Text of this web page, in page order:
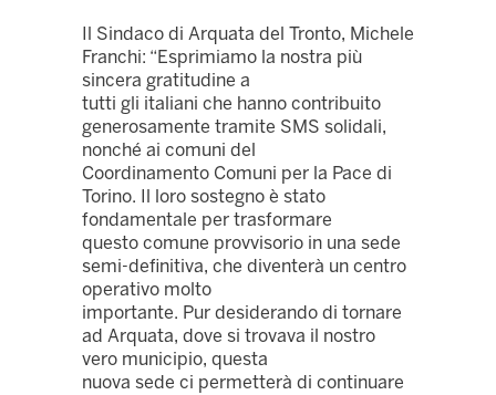
Il Sindaco di Arquata del Tronto, Michele
Franchi: “Esprimiamo la nostra più
sincera gratitudine a
tutti gli italiani che hanno contribuito
generosamente tramite SMS solidali,
nonché ai comuni del
Coordinamento Comuni per la Pace di
Torino. Il loro sostegno è stato
fondamentale per trasformare
questo comune provvisorio in una sede
semi-definitiva, che diventerà un centro
operativo molto
importante. Pur desiderando di tornare
ad Arquata, dove si trovava il nostro
vero municipio, questa
nuova sede ci permetterà di continuare